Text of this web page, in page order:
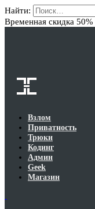
Найти:
Временная скидка 50%
Взлом
Приватность
Трюки
Кодинг
Админ
Geek
Магазин